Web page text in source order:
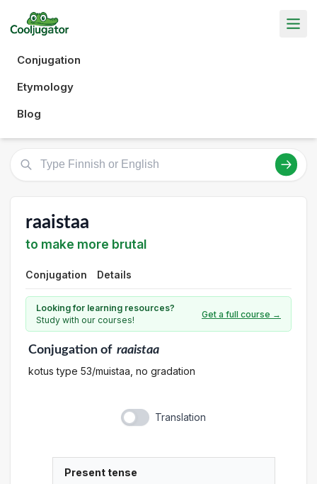
Conjugation
Etymology
Blog
raaistaa
to make more brutal
Conjugation Details
Looking for learning resources?
Study with our courses!
Get a full course →
Conjugationof raaistaa
kotus type 53/muistaa, no gradation
Translation
Present tense